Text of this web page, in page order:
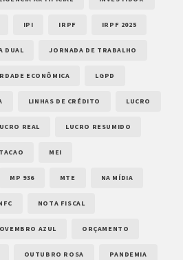
IPI IRPF IRPF 2025
DUAL JORNADA DE TRABALHO
ECONÔMICA LGPD
LINHAS DE CRÉDITO LUCRO
REAL LUCRO RESUMIDO
MEI
MP 936 MTE NA MÍDIA
NOTA FISCAL
AZUL ORÇAMENTO
OUTUBRO ROSA PANDEMIA